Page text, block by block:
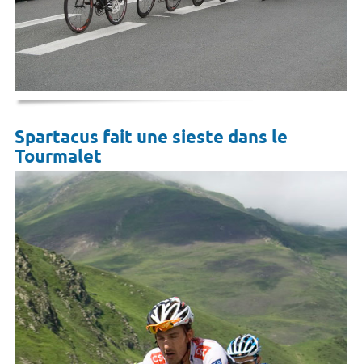
Spartacus fait une sieste dans le
Tourmalet